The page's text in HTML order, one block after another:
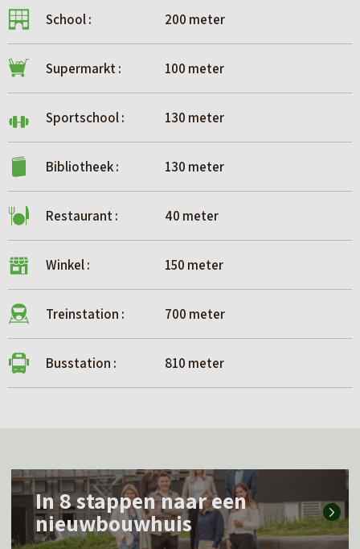
School : 200 meter
Supermarkt : 100 meter
Sportschool : 130 meter
Bibliotheek : 130 meter
Restaurant : 40 meter
Winkel : 150 meter
Treinstation : 700 meter
Busstation : 810 meter
L
In 8 stappen naar een
nieuwbouwhuis